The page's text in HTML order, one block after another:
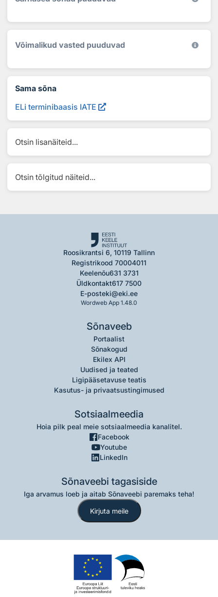
Võimalikud vasted puuduvad
Sama sõna
ELi terminibaasis IATE
Otsin lisanäiteid...
Otsin tõlgitud näiteid...
Roosikrantsi 6, 10119 Tallinn
Registrikood 70004011
Keelenõu631 3731
Üldkontakt617 7500
E-posteki@eki.ee
Wordweb App 1.48.0
Sõnaveeb
Portaalist
Sõnakogud
Ekilex API
Uudised ja teated
Ligipääsetavuse teatis
Kasutus- ja privaatsustingimused
Sotsiaalmeedia
Hoia pilk peal meie sotsiaalmeedia kanalitel.
Facebook
Youtube
LinkedIn
Sõnaveebi tagasiside
Iga arvamus loeb ja aitab Sõnaveebi paremaks teha!
Kirjuta meile